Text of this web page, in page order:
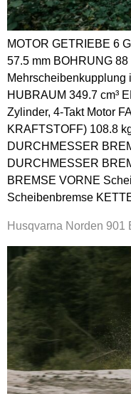
MOTOR GETRIEBE 6
57.5 mm BOHRUNG
Mehrscheibenkupplung
HUBRAUM 349.7 cm³
Zylinder, 4-Takt Motor
KRAFTSTOFF) 108.8
DURCHMESSER
DURCHMESSER
BREMSE VORNE
Scheibenbremse
Husqvarna Norden 901